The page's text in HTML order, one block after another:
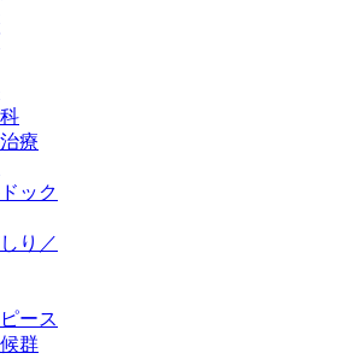
療
ック
り／
ース
群